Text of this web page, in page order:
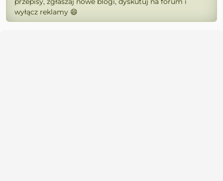
wyłącz reklamy 😄